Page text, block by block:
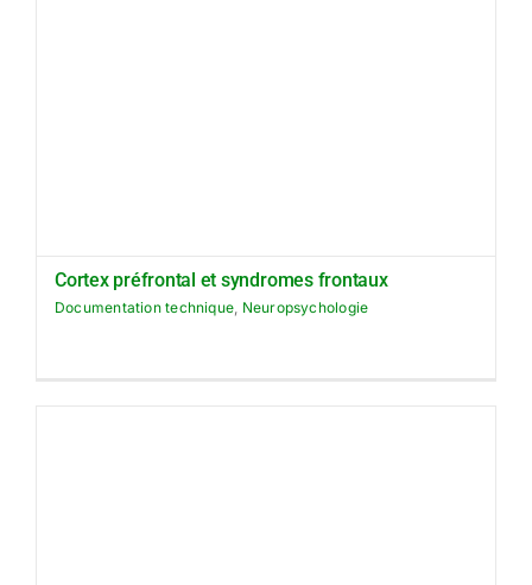
Cortex préfrontal et syndromes frontaux
Documentation technique, Neuropsychologie